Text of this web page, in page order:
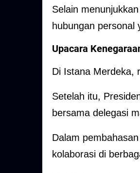
Selain
hubungan personal
Upacara
Di Istana Merdeka,
Setelah itu,
bersama delegasi
Dalam
kolaborasi di